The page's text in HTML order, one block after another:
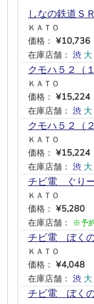
しなの鉄道Ｓ
ＫＡＴＯ
価格： ¥10,736
在庫店舗： 渋 大
クモハ５２（
ＫＡＴＯ
価格： ¥15,224
在庫店舗： 渋 大
クモハ５２（
ＫＡＴＯ
価格： ¥15,224
在庫店舗： 渋 大
チビ電 ぐり
ＫＡＴＯ
価格： ¥5,280
在庫店舗：
※予
チビ電 ぼく
ＫＡＴＯ
価格： ¥4,048
在庫店舗： 渋 大
チビ電 ぼく